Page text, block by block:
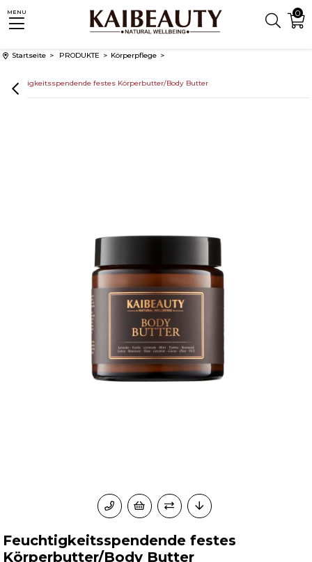
0
MENU
Startseite PRODUKTE Körperpflege
Feuchtigkeitsspendende festes Körperbutter/Body Butter
Feuchtigkeitsspendende festes
Körperbutter/Body Butter